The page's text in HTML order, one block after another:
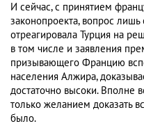
И сейчас, с принятием
законопроекта, вопрос лишь
отреагировала Турция на
в том числе и заявления
призывающего Францию
населения Алжира,
достаточно высоки. Вполне
только желанием доказать
было.